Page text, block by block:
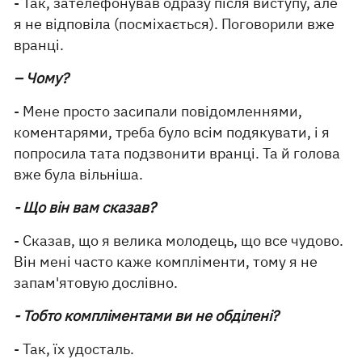
я не відповіла (посміхається). Поговорили вже
вранці.
– Чому?
- Мене просто засипали повідомленнями,
коментарями, треба було всім подякувати, і я
попросила тата подзвонити вранці. Та й голова
вже була вільніша.
- Що він вам сказав?
- Сказав, що я велика молодець, що все чудово.
Він мені часто каже компліменти, тому я не
запам'ятовую дослівно.
- Тобто компліментами ви не обділені?
- Так, їх удосталь.